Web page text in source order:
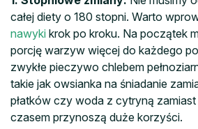
całej diety o 180 stopni. Warto
nawyki krok po kroku. Na początek
porcję warzyw więcej do każdego
zwykłe pieczywo chlebem
takie jak owsianka na śniadanie
płatków czy woda z cytryną zamiast
czasem przynoszą duże korzyści.